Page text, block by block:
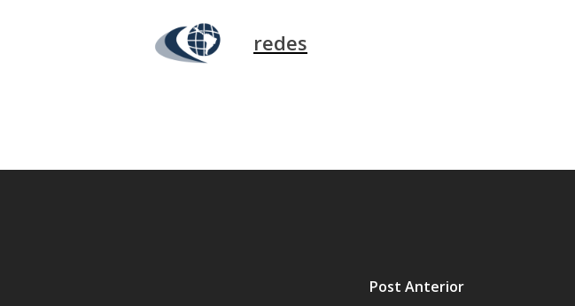
redes
Post Anterior